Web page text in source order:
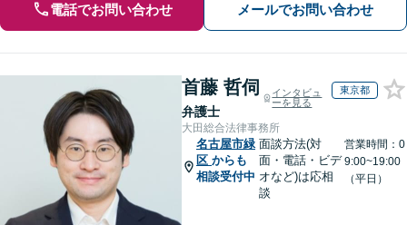
電話でお問い合わせ メールでお問い合わせ
首藤 哲伺
弁護士
インタビュ
ーを見る
東京都
大田総合法律事務所
名古屋市緑
区 からも
相談受付中
面談方法(対
面・電話・ビデ
オなど)は応相
談
営業時間：0
9:00~19:00
（平日）